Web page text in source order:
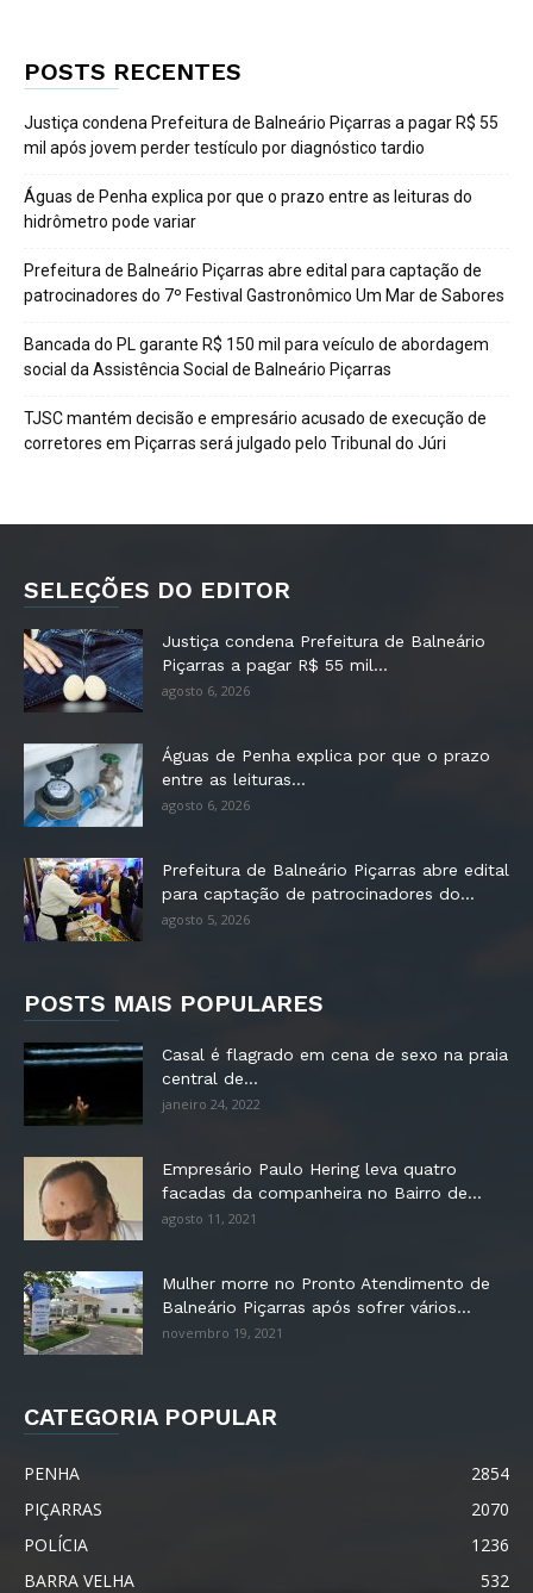
POSTS RECENTES
Justiça condena Prefeitura de Balneário Piçarras a pagar R$ 55
mil após jovem perder testículo por diagnóstico tardio
Águas de Penha explica por que o prazo entre as leituras do
hidrômetro pode variar
Prefeitura de Balneário Piçarras abre edital para captação de
patrocinadores do 7º Festival Gastronômico Um Mar de Sabores
Bancada do PL garante R$ 150 mil para veículo de abordagem
social da Assistência Social de Balneário Piçarras
TJSC mantém decisão e empresário acusado de execução de
corretores em Piçarras será julgado pelo Tribunal do Júri
SELEÇÕES DO EDITOR
Justiça condena Prefeitura de Balneário
Piçarras a pagar R$ 55 mil...
agosto 6, 2026
Águas de Penha explica por que o prazo
entre as leituras...
agosto 6, 2026
Prefeitura de Balneário Piçarras abre edital
para captação de patrocinadores do...
agosto 5, 2026
POSTS MAIS POPULARES
Casal é flagrado em cena de sexo na praia
central de...
janeiro 24, 2022
Empresário Paulo Hering leva quatro
facadas da companheira no Bairro de...
agosto 11, 2021
Mulher morre no Pronto Atendimento de
Balneário Piçarras após sofrer vários...
novembro 19, 2021
CATEGORIA POPULAR
PENHA
2854
PIÇARRAS
2070
POLÍCIA
1236
BARRA VELHA
532